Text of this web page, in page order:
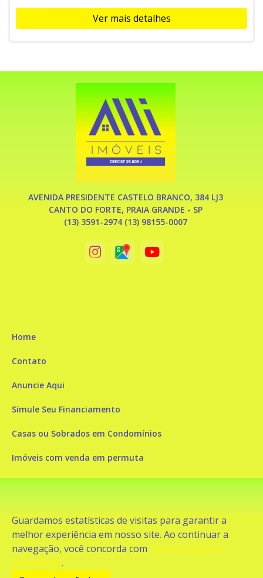
Ver mais detalhes
Guardamos estatísticas de visitas para garantir a
melhor experiência em nosso site. Ao continuar a
navegação, você concorda com nossa política de
privacidade.
AVENIDA PRESIDENTE CASTELO BRANCO, 384 LJ3
CANTO DO FORTE, PRAIA GRANDE - SP
(13) 3591-2974 (13) 98155-0007
Home
Contato
Anuncie Aqui
Simule Seu Financiamento
Casas ou Sobrados em Condomínios
Imóveis com venda em permuta
Imóveis com Vista para o Mar
Casa com piscina
Apartamento com piscina